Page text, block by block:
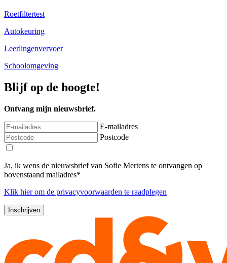
Roetfiltertest
Autokeuring
Leerlingenvervoer
Schoolomgeving
Blijf op de hoogte!
Ontvang mijn nieuwsbrief.
E-mailadres
Postcode
Ja, ik wens de nieuwsbrief van Sofie Mertens te ontvangen op
bovenstaand mailadres*
Klik hierom de privacyvoorwaarden te raadplegen